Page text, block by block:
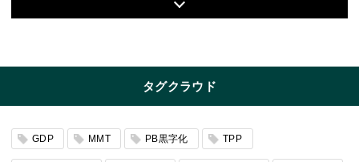
タグクラウド
GDP MMT PB黒字化 TPP